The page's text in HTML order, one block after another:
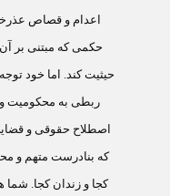
اعدام و قصاص
حکمی که مبتنی بر
حيثيت کند. اما خود
ربطی به محکوميت و
اصطلاح حقوقی و
که بنادرست متهم و
کجا و زندان کجا. شما